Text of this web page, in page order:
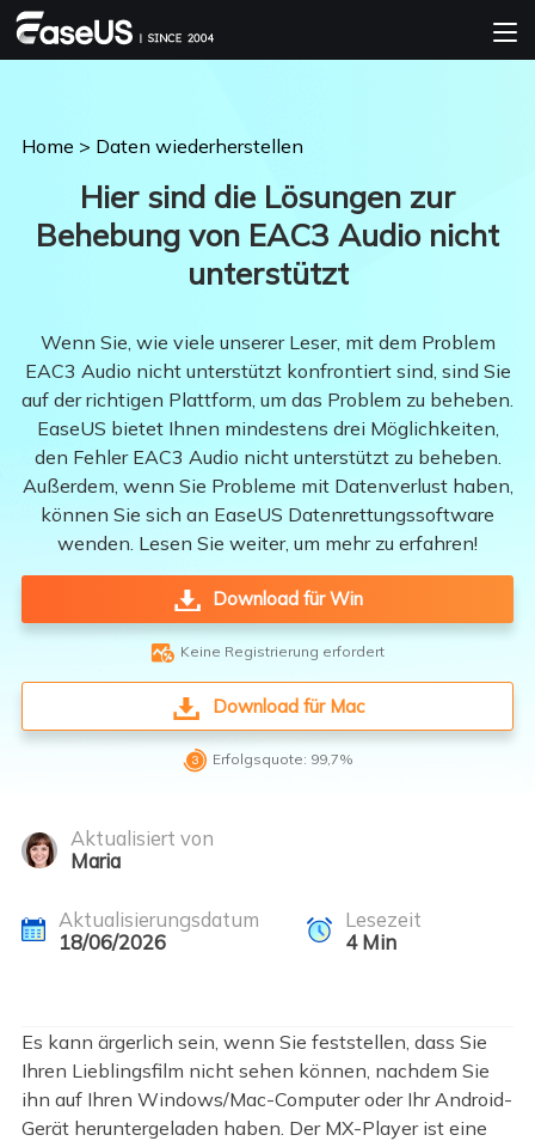
Home > Daten wiederherstellen
Hier sind die Lösungen zur
Behebung von EAC3 Audio nicht
unterstützt
Wenn Sie, wie viele unserer Leser, mit dem Problem
EAC3 Audio nicht unterstützt konfrontiert sind, sind Sie
auf der richtigen Plattform, um das Problem zu beheben.
EaseUS bietet Ihnen mindestens drei Möglichkeiten,
den Fehler EAC3 Audio nicht unterstützt zu beheben.
Außerdem, wenn Sie Probleme mit Datenverlust haben,
können Sie sich an EaseUS Datenrettungssoftware
wenden. Lesen Sie weiter, um mehr zu erfahren!
Download für Win
 Keine Registrierung erfordert
Download für Mac
 Erfolgsquote: 99,7%
Aktualisiert von
Maria
Aktualisierungsdatum
18/06/2026
Lesezeit
4Min
Es kann ärgerlich sein, wenn Sie feststellen, dass Sie
Ihren Lieblingsfilm nicht sehen können, nachdem Sie
ihn auf Ihren Windows/Mac-Computer oder Ihr Android-
Gerät heruntergeladen haben. Der MX-Player ist eine